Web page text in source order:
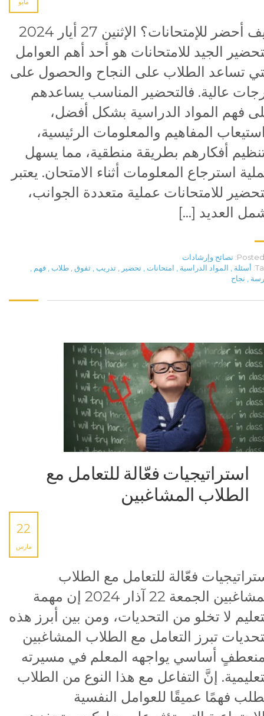
مايو
كيف أحضر للإمتحانات؟ الإثنين 27 أيار 2024
الجيد للامتحانات هو أحد أهم العوامل
تساعد الطلاب على النجاح والحصول على
عالية. فالتحضير المناسب يساعدهم
فهم المواد الدراسية بشكل أفضل،
المفاهيم والمعلومات الرئيسية،
أفكارهم بطريقة منطقية، مما يسهل
استرجاع المعلومات أثناء الامتحان. يعتبر
للامتحانات عملية متعددة الجوانب،
العديد […]
Posted نصائح وإرشادات
أسئلة المواد الدراسية امتحانات تحضير تدريب تفوق طلاب فهم
نجاح
استراتيجيات فعّالة للتعامل مع
الطلاب المشاغبين
22
مارس
فعّالة للتعامل مع الطلاب
المشاغبين الجمعة 22 آذار 2024 إن مهمة
لا تخلو من التحديات، ومن بين أبرز هذه
تبرز التعامل مع الطلاب المشاغبين
أساسي يواجهه المعلم في مسيرته
إنَّ التفاعل مع هذا النوع من الطلاب
فهمًا عميقًا للعوامل النفسية